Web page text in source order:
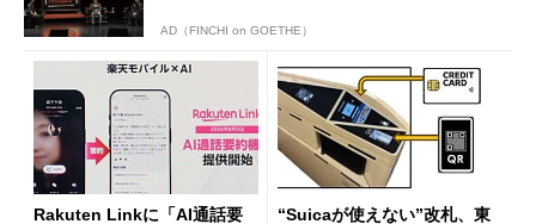
AD（FINCHI on GOETHE）
Rakuten Linkに「AI通話要
“Suicaが使えない”改札、東